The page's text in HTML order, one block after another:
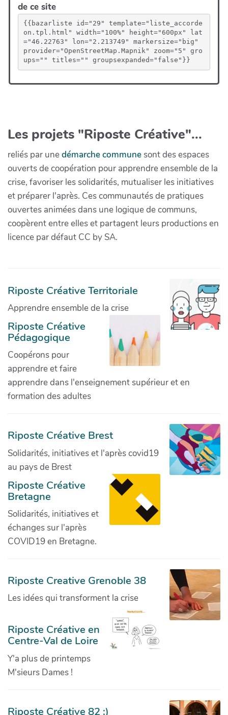
de ce site
{{bazarliste id="29" template="liste_accorde
on.tpl.html" width="100%" height="600px" lat
="46.22763" lon="2.213749" markersize="big"
provider="OpenStreetMap.Mapnik" zoom="5" gro
ups="" titles="" groupsexpanded="false"}}
Les projets "Riposte Créative"...
reliés par unedémarche communesont des espaces
ouverts de coopération pour apprendre ensemble de la
crise, favoriser les solidarités, mutualiser les initiatives
et préparer l'après. Ces communautés de pratiques
ouvertes animées dans une logique de communs,
coopèrent entre elles et partagent leurs productions en
licence par défaut CC by SA.
Riposte Créative Territoriale
Apprendre ensemble de la crise
Riposte Créative
Pédagogique
Coopérons pour
apprendre et faire
apprendre dans l'enseignement supérieur et en
formation des adultes
Riposte Créative Brest
Solidarités, initiatives et l'après covid19
au pays de Brest
Riposte Créative
Bretagne
Solidarités, initiatives et
échanges sur l'après
COVID19 en Bretagne.
Riposte Creative Grenoble 38
Les idées qui transforment la crise
Riposte Créative en
Centre-Val de Loire
Y'a plus de printemps
M'sieurs Dames !
Riposte Créative 82 :)